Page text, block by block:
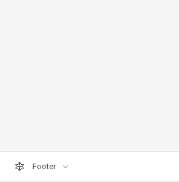
Footer